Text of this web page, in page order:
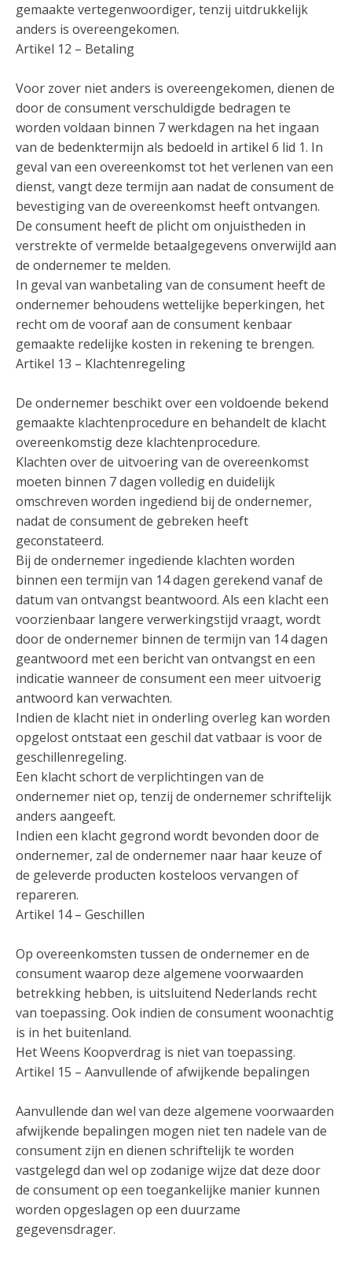
gemaakte vertegenwoordiger, tenzij uitdrukkelijk
anders is overeengekomen.
Artikel 12 – Betaling
Voor zover niet anders is overeengekomen, dienen de
door de consument verschuldigde bedragen te
worden voldaan binnen 7 werkdagen na het ingaan
van de bedenktermijn als bedoeld in artikel 6 lid 1. In
geval van een overeenkomst tot het verlenen van een
dienst, vangt deze termijn aan nadat de consument de
bevestiging van de overeenkomst heeft ontvangen.
De consument heeft de plicht om onjuistheden in
verstrekte of vermelde betaalgegevens onverwijld aan
de ondernemer te melden.
In geval van wanbetaling van de consument heeft de
ondernemer behoudens wettelijke beperkingen, het
recht om de vooraf aan de consument kenbaar
gemaakte redelijke kosten in rekening te brengen.
Artikel 13 – Klachtenregeling
De ondernemer beschikt over een voldoende bekend
gemaakte klachtenprocedure en behandelt de klacht
overeenkomstig deze klachtenprocedure.
Klachten over de uitvoering van de overeenkomst
moeten binnen 7 dagen volledig en duidelijk
omschreven worden ingediend bij de ondernemer,
nadat de consument de gebreken heeft
geconstateerd.
Bij de ondernemer ingediende klachten worden
binnen een termijn van 14 dagen gerekend vanaf de
datum van ontvangst beantwoord. Als een klacht een
voorzienbaar langere verwerkingstijd vraagt, wordt
door de ondernemer binnen de termijn van 14 dagen
geantwoord met een bericht van ontvangst en een
indicatie wanneer de consument een meer uitvoerig
antwoord kan verwachten.
Indien de klacht niet in onderling overleg kan worden
opgelost ontstaat een geschil dat vatbaar is voor de
geschillenregeling.
Een klacht schort de verplichtingen van de
ondernemer niet op, tenzij de ondernemer schriftelijk
anders aangeeft.
Indien een klacht gegrond wordt bevonden door de
ondernemer, zal de ondernemer naar haar keuze of
de geleverde producten kosteloos vervangen of
repareren.
Artikel 14 – Geschillen
Op overeenkomsten tussen de ondernemer en de
consument waarop deze algemene voorwaarden
betrekking hebben, is uitsluitend Nederlands recht
van toepassing. Ook indien de consument woonachtig
is in het buitenland.
Het Weens Koopverdrag is niet van toepassing.
Artikel 15 – Aanvullende of afwijkende bepalingen
Aanvullende dan wel van deze algemene voorwaarden
afwijkende bepalingen mogen niet ten nadele van de
consument zijn en dienen schriftelijk te worden
vastgelegd dan wel op zodanige wijze dat deze door
de consument op een toegankelijke manier kunnen
worden opgeslagen op een duurzame
gegevensdrager.